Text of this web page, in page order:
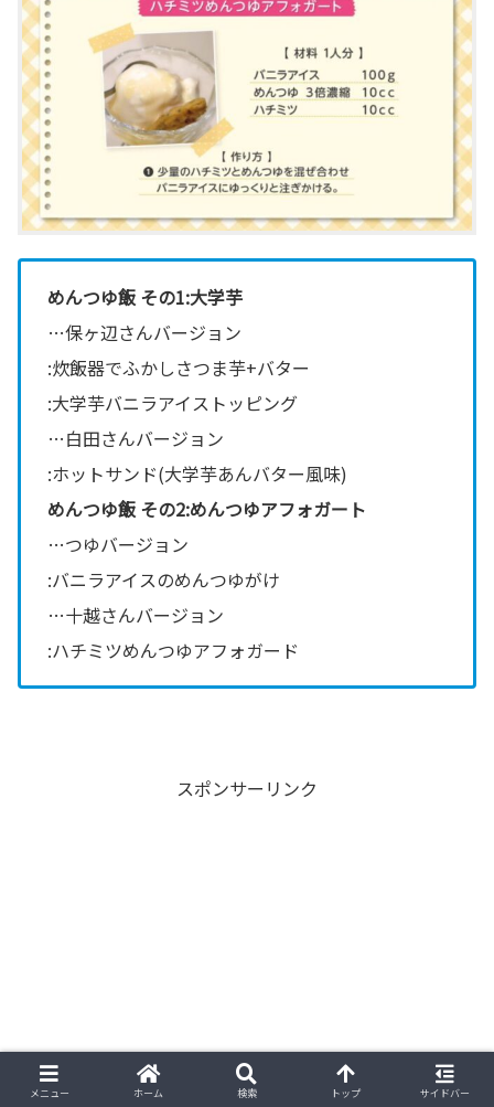
めんつゆ飯 その1:大学芋
…保ヶ辺さんバージョン
:炊飯器でふかしさつま芋+バター
:大学芋バニラアイストッピング
…白田さんバージョン
:ホットサンド(大学芋あんバター風味)
めんつゆ飯 その2:めんつゆアフォガート
…つゆバージョン
:バニラアイスのめんつゆがけ
…十越さんバージョン
:ハチミツめんつゆアフォガード
スポンサーリンク
メニュー ホーム 検索 トップ サイドバー